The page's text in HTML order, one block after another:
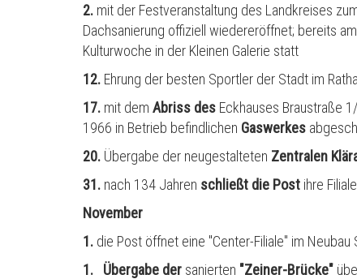
2. mit der Festveranstaltung des Landkreises
Dachsanierung offiziell wiedereröffnet; bereits
Kulturwoche in der Kleinen Galerie statt
12. Ehrung der besten Sportler der Stadt im
17. mit dem Abriss des Eckhauses Braustraße
1966 in Betrieb befindlichen Gaswerkes
20. Übergabe der neugestalteten Zentralen
31. nach 134 Jahren schließt die Post ihre
November
1. die Post öffnet eine "Center-Filiale" im
1. Übergabe der sanierten "Zeiner-Brücke" ü